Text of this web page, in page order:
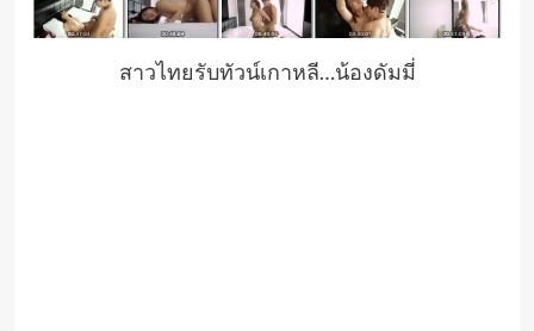
สาวไทยรับทัวน์เกาหลี…น้องดัมมี่